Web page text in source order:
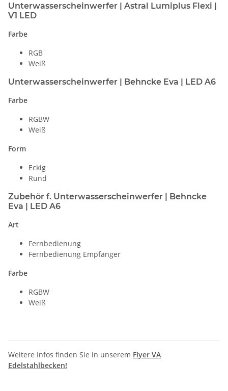
Unterwasserscheinwerfer | Astral Lumiplus Flexi |
V1 LED
Farbe
RGB
Weiß
Unterwasserscheinwerfer | Behncke Eva | LED A6
Farbe
RGBW
Weiß
Form
Eckig
Rund
Zubehör f. Unterwasserscheinwerfer | Behncke
Eva | LED A6
Art
Fernbedienung
Fernbedienung Empfänger
Farbe
RGBW
Weiß
Weitere Infos finden Sie in unserem Flyer VA
Edelstahlbecken!